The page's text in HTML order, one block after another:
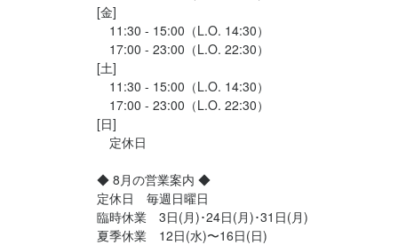
[金]
11:30 - 15:00（L.O. 14:30）
17:00 - 23:00（L.O. 22:30）
[土]
11:30 - 15:00（L.O. 14:30）
17:00 - 23:00（L.O. 22:30）
[日]
定休日
◆ 8月の営業案内 ◆
定休日　毎週日曜日
臨時休業　3日(月)･24日(月)･31日(月)
夏季休業　12日(水)〜16日(日)